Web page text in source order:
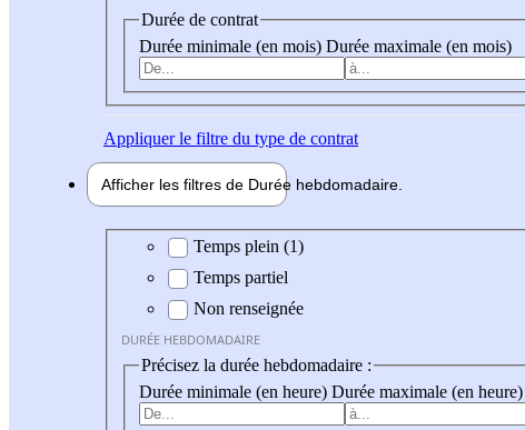
Durée de contrat
Durée minimale (en mois) Durée maximale (en mois)
Appliquerle filtre du type de contrat
Afficher les filtres de Durée hebdomadaire
Durée hebdomadaire
Temps plein (1)
Temps partiel
Non renseignée
DURÉE HEBDOMADAIRE
Précisez la durée hebdomadaire :
Durée minimale (en heure) Durée maximale (en heure)